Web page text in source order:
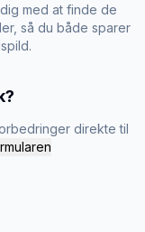
med at finde de
så du både sparer
direkte til